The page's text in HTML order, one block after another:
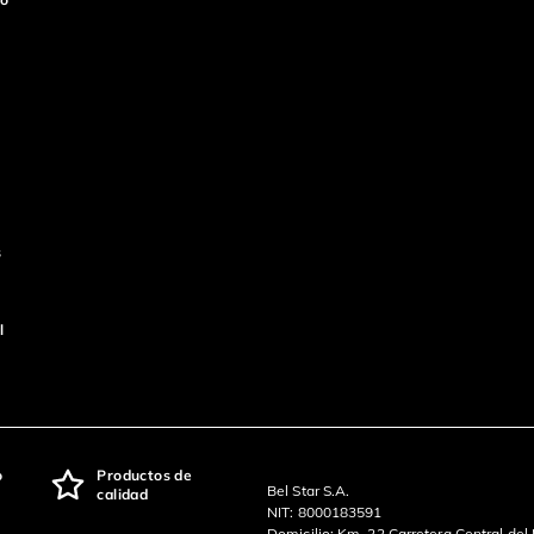
Productos de
calidad
Bel Star S.A.
NIT: 8000183591